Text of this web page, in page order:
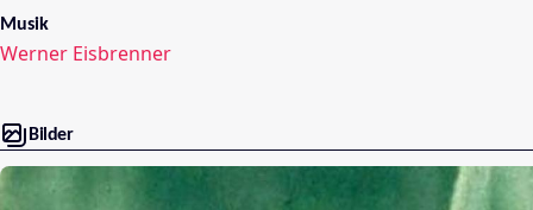
Musik
Werner Eisbrenner
Bilder